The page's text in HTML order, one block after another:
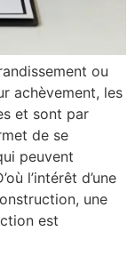
ou
achèvement, les
et sont par
de se
peuvent
l’intérêt d’une
une
est